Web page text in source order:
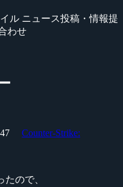
ル ニュース投稿・情報提
わせ
Counter-Strike:
たので、